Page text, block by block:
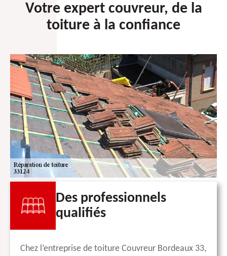
Votre expert couvreur, de la
toiture à la confiance
Des professionnels
qualifiés
Chez l’entreprise de toiture Couvreur Bordeaux 33,